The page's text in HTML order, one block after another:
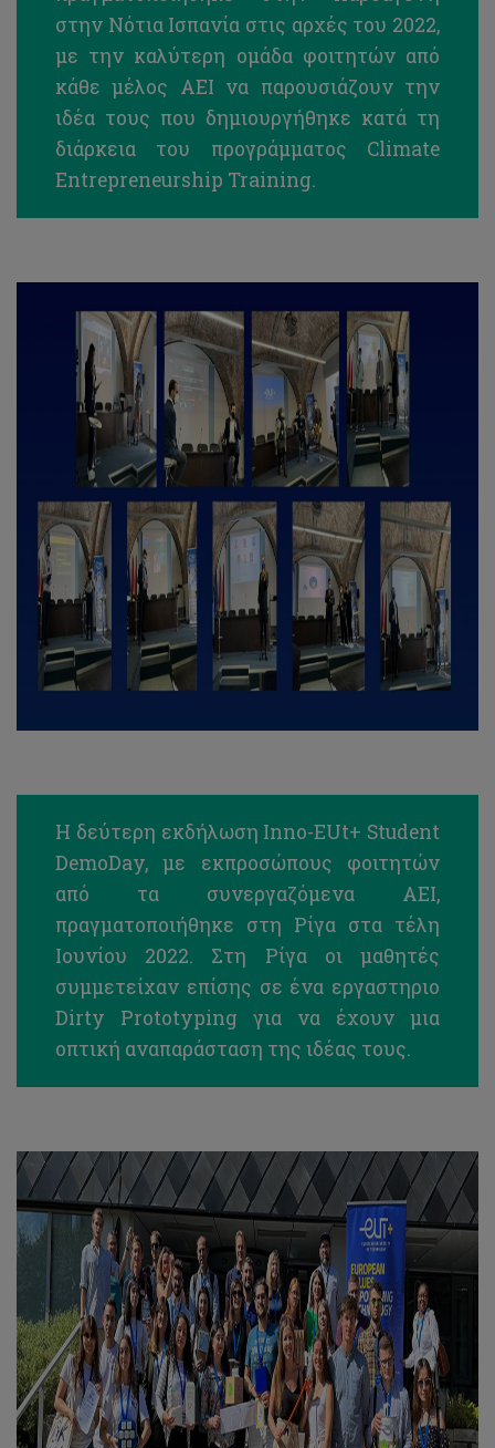
στην Νότια Ισπανία στις αρχές του 2022,
με την καλύτερη ομάδα φοιτητών από
κάθε μέλος ΑΕΙ να παρουσιάζουν την
ιδέα τους που δημιουργήθηκε κατά τη
διάρκεια του προγράμματος Climate
Entrepreneurship Training.
Η δεύτερη εκδήλωση Inno-EUt+ Student
DemoDay, με εκπροσώπους φοιτητών
από τα συνεργαζόμενα ΑΕΙ,
πραγματοποιήθηκε στη Ρίγα στα τέλη
Ιουνίου 2022. Στη Ρίγα οι μαθητές
συμμετείχαν επίσης σε ένα εργαστηριο
Dirty Prototyping για να έχουν μια
οπτική αναπαράσταση της ιδέας τους.